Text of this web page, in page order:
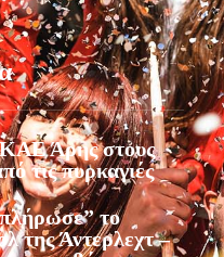
Άρης στους
τις πυρκαγιές
το
της Άντερλεχτ –